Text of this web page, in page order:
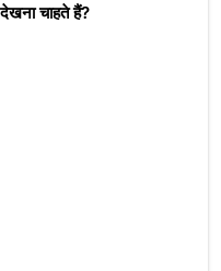
चाहते हैं?